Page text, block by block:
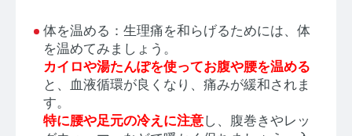
体を温める：生理痛を和らげるためには、体
を温めてみましょう。
カイロや湯たんぽを使ってお腹や腰を温める
と、血液循環が良くなり、痛みが緩和されま
す。
特に腰や足元の冷えに注意し、腹巻きやレッ